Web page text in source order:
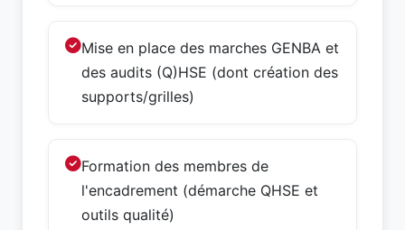
Mise en place des marches GENBA et
des audits (Q)HSE (dont création des
supports/grilles)
Formation des membres de
l'encadrement (démarche QHSE et
outils qualité)